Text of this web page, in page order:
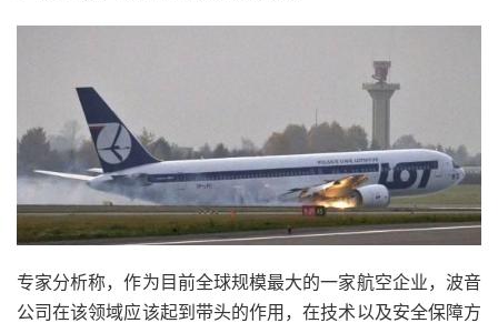
专家分析称，作为目前全球规模最大的一家航空企业，波音
公司在该领域应该起到带头的作用，在技术以及安全保障方